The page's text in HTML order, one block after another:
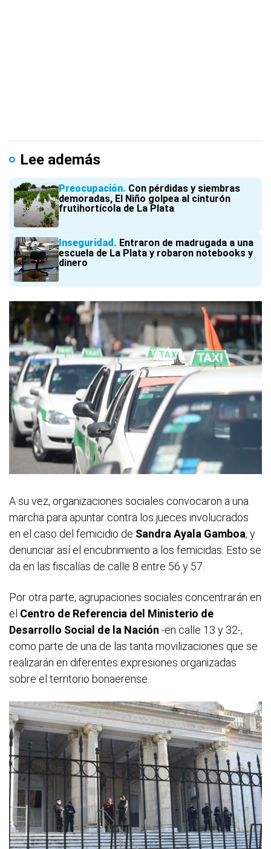
Lee además
Preocupación Con pérdidas y siembras
demoradas, El Niño golpea al cinturón
frutihortícola de La Plata
Inseguridad
Entraron de madrugada a una
escuela de La Plata y robaron notebooks y
dinero
A su vez, organizaciones sociales convocaron a una
marcha para apuntar contra los jueces involucrados
en el caso del femicidio de Sandra Ayala Gamboa, y
denunciar así el encubrimiento a los femicidas. Esto se
da en las fiscalías de calle 8 entre 56 y 57.
Por otra parte, agrupaciones sociales concentrarán en
el Centro de Referencia del Ministerio de
Desarrollo Social de la Nación -en calle 13 y 32-,
como parte de una de las tanta movilizaciones que se
realizarán en diferentes expresiones organizadas
sobre el territorio bonaerense.